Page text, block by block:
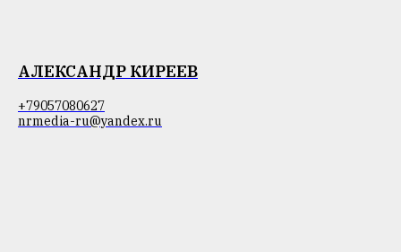
АЛЕКСАНДР КИРЕЕВ
+79057080627
nrmedia-ru@yandex.ru